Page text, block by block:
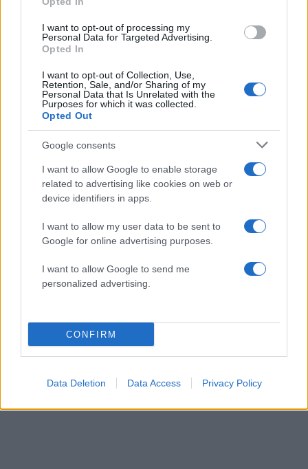
I want to opt-out of processing my
Personal Data for Targeted Advertising.
Opted In
I want to opt-out of Collection, Use,
Retention, Sale, and/or Sharing of my
Personal Data that Is Unrelated with the
Purposes for which it was collected.
Opted Out
Google consents
I want to allow Google to enable storage
related to advertising like cookies on web or
device identifiers in apps.
I want to allow my user data to be sent to
Google for online advertising purposes.
I want to allow Google to send me
personalized advertising.
CONFIRM
Data Deletion Data Access Privacy Policy
Στέφανος Κασσελάκης: «Η δημιουργία
οικογένειας είναι ένα από τα πιο όμορφα και
δημιουργικά όνειρα που έχω»
08.08.2026